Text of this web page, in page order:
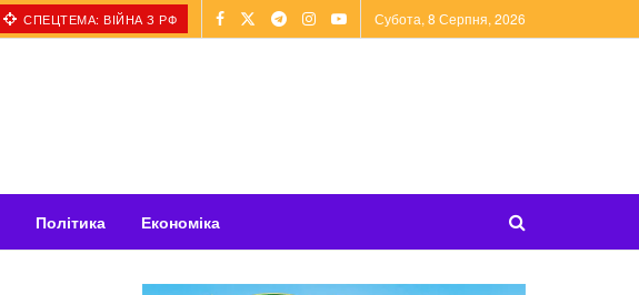
СПЕЦТЕМА: ВІЙНА З РФ Субота, 8 Серпня, 2026
Політика Економіка